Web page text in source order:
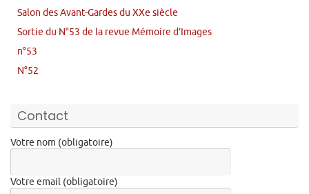
Salon des Avant-Gardes du XXe siècle
Sortie du N°53 de la revue Mémoire d’Images
n°53
N°52
Contact
Votre nom (obligatoire)
Votre email (obligatoire)